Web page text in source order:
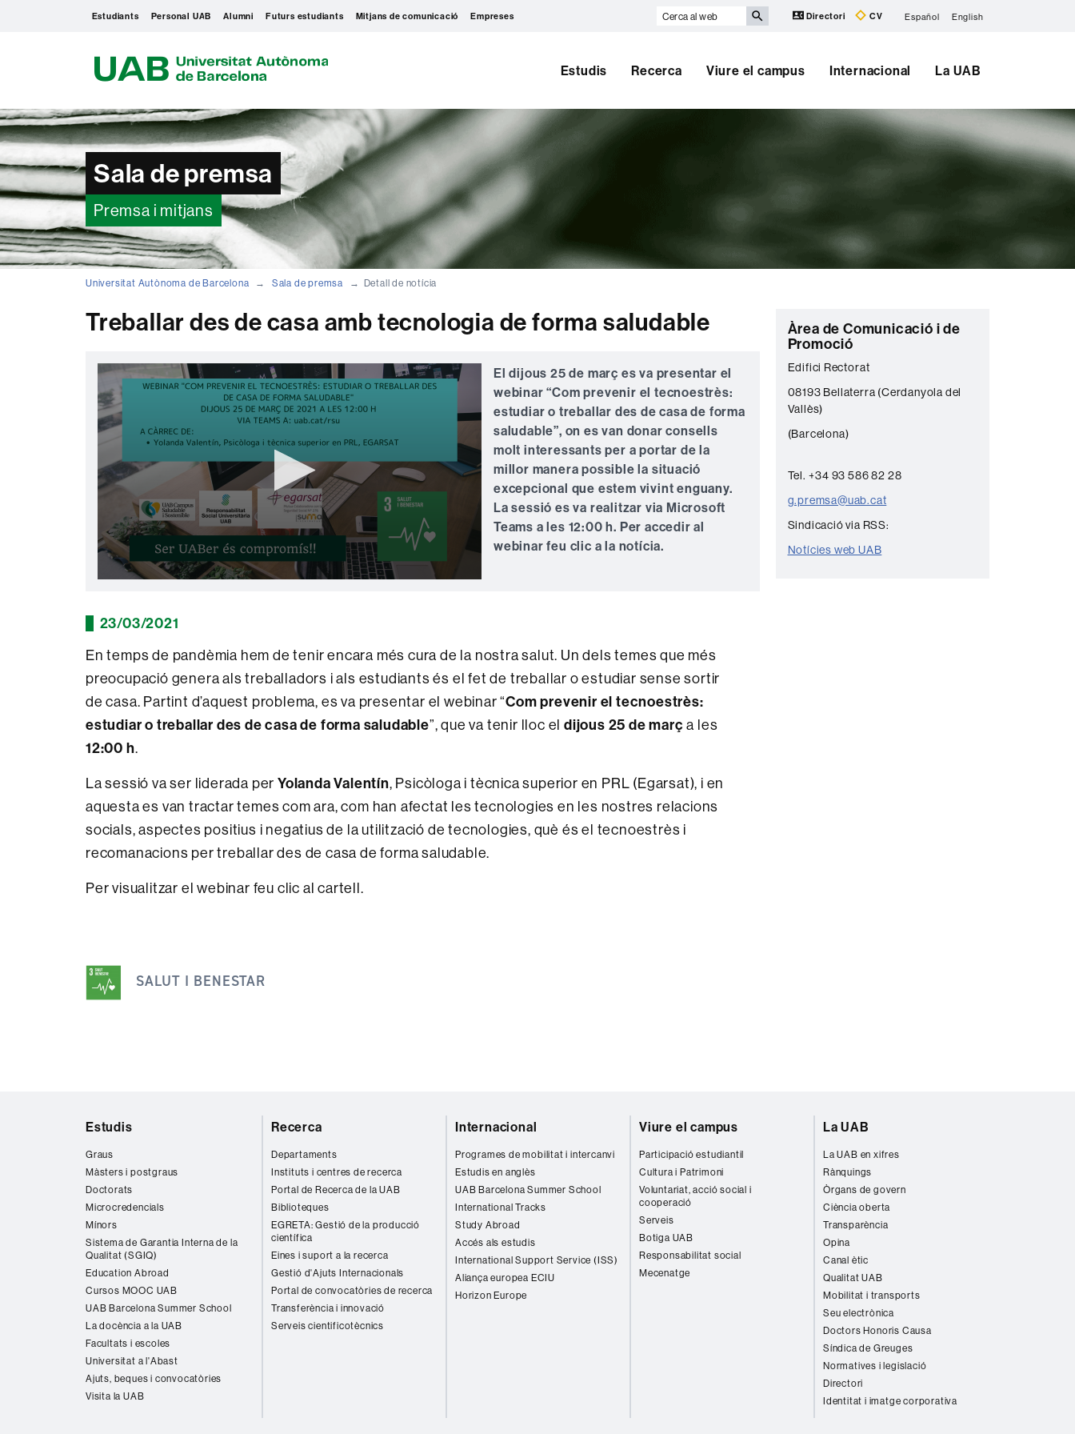
Estudiants Personal UAB Alumni Futurs estudiants Mitjans de comunicació Empreses
Cerca
Directori CV Español English
A
Estudis Recerca Viure el campus Internacional La UAB
Sala de premsa
Premsa i mitjans
Universitat Autònoma de Barcelona Sala de premsa Detall de notícia
Treballar des de casa amb tecnologia de forma saludable
0
90%
El dijous 25 de març es va presentar el
webinar“Com prevenir el tecnoestrès:
estudiar o treballar des de casa de forma
saludable”, on es van donar consells
molt interessants per a portar de la
millor manera possible la situació
excepcional que estem vivint enguany.
La sessió es va realitzar via Microsoft
Teams a les 12:00 h. Per accedir al
webinar feu clic a la notícia.
23/03/2021
En temps de pandèmia hem de tenir encara més cura de la nostra salut. Un dels temes que més
preocupació genera als treballadors i als estudiants és el fet de treballar o estudiar sense sortir
de casa. Partint d’aquest problema, es va presentar el webinar “Com prevenir el tecnoestrès:
estudiar o treballar des de casa de forma saludable”, que va tenir lloc eldijous 25 de marça les
12:00 h.
La sessió va ser liderada per Yolanda Valentín, Psicòloga i tècnica superior en PRL (Egarsat), i en
aquesta es van tractar temes com ara, com han afectat les tecnologies en les nostres relacions
socials, aspectes positius i negatius de la utilització de tecnologies, què és el tecnoestrès i
recomanacions per treballar des de casa de forma saludable.
Per visualitzar el webinar feu clic al cartell.
notícia
s'emmarca
SALUT I BENESTAR
C
o
n
t
a
c
t
e
Àrea de Comunicació i de
Promoció
Edifici Rectorat
08193 Bellaterra (Cerdanyola del
Vallès)
(Barcelona)
Tel. +34 93 586 82 28
g.premsa@uab.cat
Sindicació via RSS:
Notícies web UAB
Estudis
Graus
Màsters i postgraus
Doctorats
Microcredencials
Mínors
Sistema de Garantia Interna de la
Qualitat (SGIQ)
Education Abroad
Cursos MOOC UAB
UAB Barcelona Summer School
La docència a la UAB
Facultats i escoles
Universitat a l'Abast
Ajuts, beques i convocatòries
Visita la UAB
Recerca
Departaments
Instituts i centres de recerca
Portal de Recerca de la UAB
Biblioteques
EGRETA: Gestió de la producció
científica
Eines i suport a la recerca
Gestió d'Ajuts Internacionals
Portal de convocatòries de recerca
Transferència i innovació
Serveis cientificotècnics
Internacional
Programes de mobilitat i intercanvi
Estudis en anglès
UAB Barcelona Summer School
International Tracks
Study Abroad
Accés als estudis
International Support Service (ISS)
Aliança europea ECIU
Horizon Europe
Viure el campus
Participació estudiantil
Cultura i Patrimoni
Voluntariat, acció social i
cooperació
Serveis
Botiga UAB
Responsabilitat social
Mecenatge
La UAB
La UAB en xifres
Rànquings
Òrgans de govern
Ciència oberta
Transparència
Opina
Canal ètic
Qualitat UAB
Mobilitat i transports
Seu electrònica
Doctors Honoris Causa
Síndica de Greuges
Normatives i legislació
Directori
Identitat i imatge corporativa